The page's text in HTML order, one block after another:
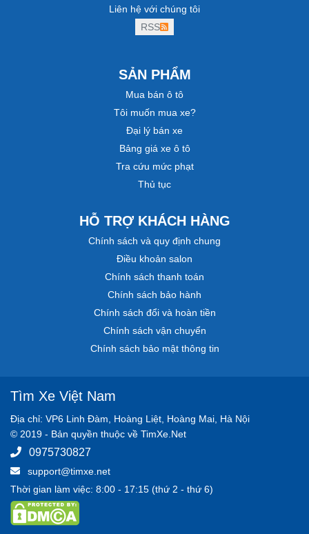
Liên hệ với chúng tôi
RSS
SẢN PHẨM
Mua bán ô tô
Tôi muốn mua xe?
Đại lý bán xe
Bảng giá xe ô tô
Tra cứu mức phạt
Thủ tục
HỖ TRỢ KHÁCH HÀNG
Chính sách và quy định chung
Điều khoản salon
Chính sách thanh toán
Chính sách bảo hành
Chính sách đổi và hoàn tiền
Chính sách vận chuyển
Chính sách bảo mật thông tin
Tìm Xe Việt Nam
Địa chỉ: VP6 Linh Đàm, Hoàng Liệt, Hoàng Mai, Hà Nội
© 2019 - Bản quyền thuộc về TimXe.Net
0975730827
support@timxe.net
Thời gian làm việc: 8:00 - 17:15 (thứ 2 - thứ 6)